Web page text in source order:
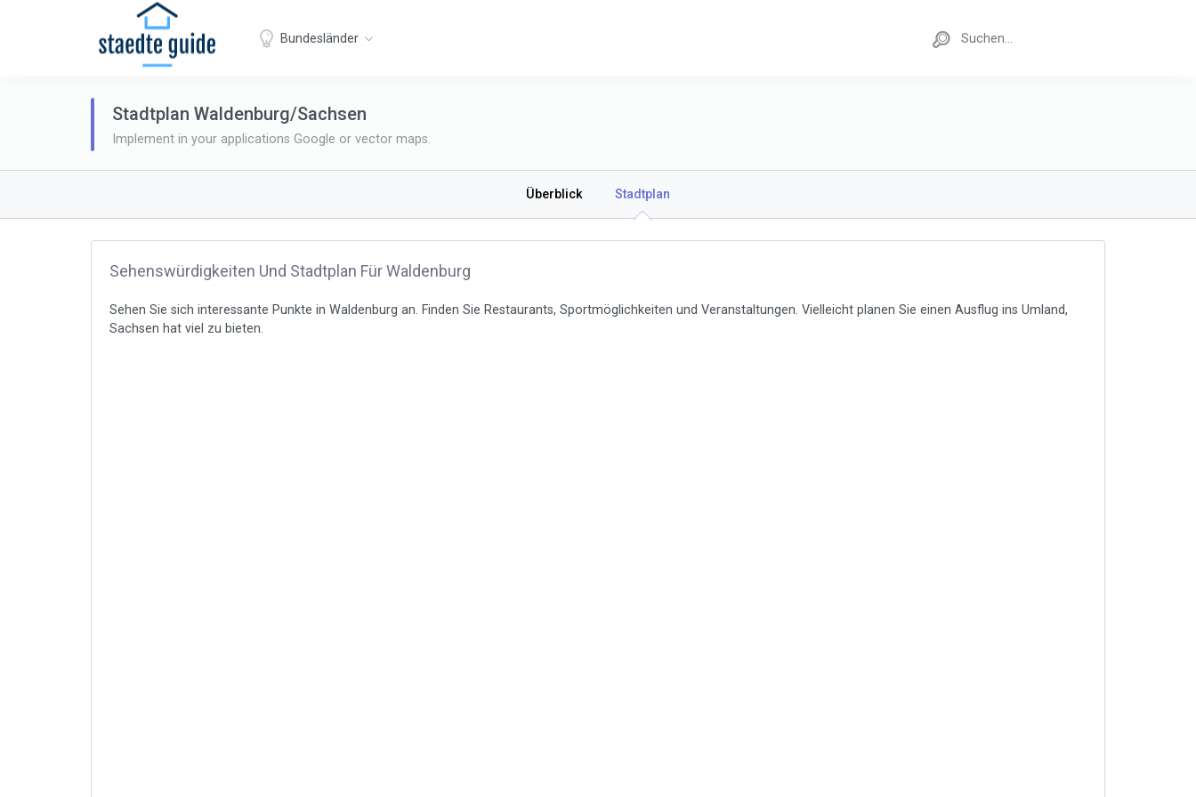
Bundesländer
Stadtplan Waldenburg/Sachsen
Implement in your applications Google or vector maps.
Überblick Stadtplan
Sehenswürdigkeiten Und Stadtplan Für Waldenburg
Sehen Sie sich interessante Punkte in Waldenburg an. Finden Sie Restaurants, Sportmöglichkeiten und Veranstaltungen. Vielleicht planen Sie einen Ausflug ins Umland,
Sachsen hat viel zu bieten.